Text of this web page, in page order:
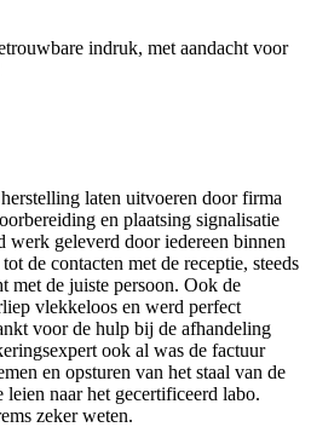
indruk, met aandacht voor
laten uitvoeren door firma
en plaatsing signalisatie
werk geleverd door iedereen binnen
de contacten met de receptie, steeds
met de juiste persoon. Ook de
vlekkeloos en werd perfect
voor de hulp bij de afhandeling
ook al was de factuur
en opsturen van het staal van de
leien naar het gecertificeerd labo.
zeker weten.